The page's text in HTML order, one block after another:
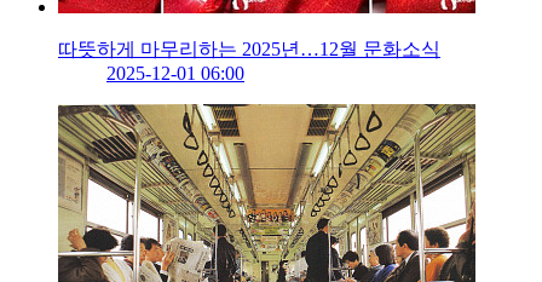
따뜻하게 마무리하는 2025년…12월 문화소식
2025-12-01 06:00